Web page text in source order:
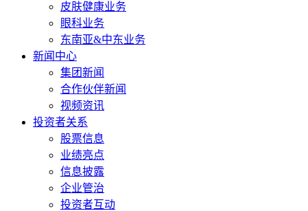
皮肤健康业务
眼科业务
东南亚&中东业务
新闻中心
集团新闻
合作伙伴新闻
视频资讯
投资者关系
股票信息
业绩亮点
信息披露
企业管治
投资者互动